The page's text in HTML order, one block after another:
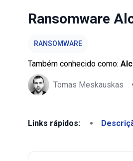
Ransomware
RANSOMWARE
Também conhecido como:
Tomas Meskauskas •
Links rápidos: